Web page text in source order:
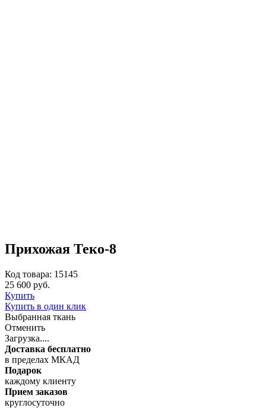
Прихожая Теко-8
Код товара: 15145
25 600 руб.
Купить
Купить в один клик
Выбранная ткань
Отменить
Загрузка....
Доставка бесплатно
в пределах МКАД
Подарок
каждому клиенту
Прием заказов
круглосуточно